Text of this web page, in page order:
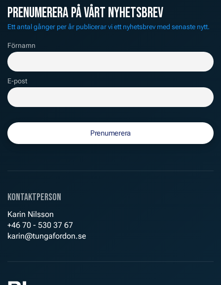
PRENUMERERA PÅ VÅRT NYHETSBREV
Ett antal gånger per år publicerar vi ett nyhetsbrev med senaste nytt.
Förnamn
E-post
Kontaktperson
Karin Nilsson
+46 70 - 530 37 67
karin@tungafordon.se